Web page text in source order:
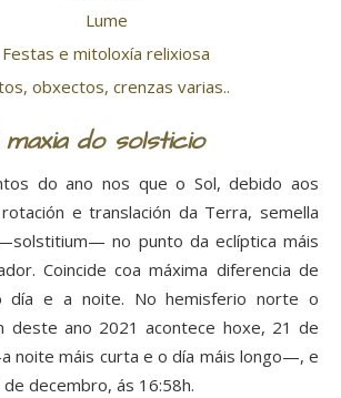
Lume
Festas e mitoloxía relixiosa
obxectos, crenzas varias..
do solsticio
do ano nos que o Sol, debido aos
e translación da Terra, semella
no punto da eclíptica máis
Coincide coa máxima diferencia de
día e a noite. No hemisferio norte o
deste ano 2021 acontece hoxe, 21 de
noite máis curta e o día máis longo—, e
decembro, ás 16:58h.